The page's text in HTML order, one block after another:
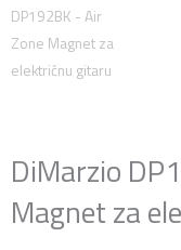
DiMarzio
Magnet za